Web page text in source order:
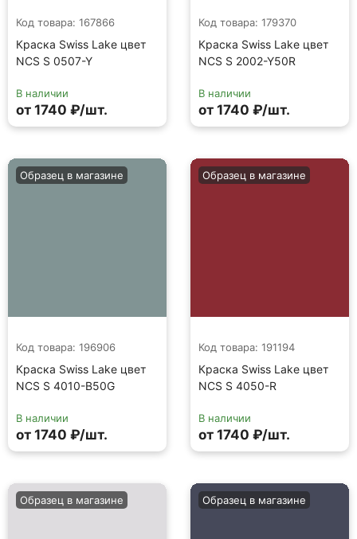
Код товара: 167866
Краска Swiss Lake цвет
NCS S 0507-Y
В наличии
от 1740 ₽/шт.
Код товара: 179370
Краска Swiss Lake цвет
NCS S 2002-Y50R
В наличии
от 1740 ₽/шт.
Код товара: 196906
Краска Swiss Lake цвет
NCS S 4010-B50G
Образец в магазине
В наличии
от 1740 ₽/шт.
Код товара: 191194
Краска Swiss Lake цвет
NCS S 4050-R
Образец в магазине
В наличии
от 1740 ₽/шт.
Образец в магазине Образец в магазине